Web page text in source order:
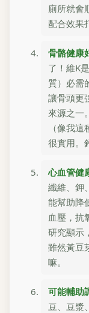
廁所就會
配合效果
骨骼健康
了！維K
質）必需
讓骨頭更
來源之一
（像我
很實用。
心血管健
纖維、鉀
能幫助降
血壓，抗
研究顯示
雖然黃豆
嘛。
可能輔助
豆、豆